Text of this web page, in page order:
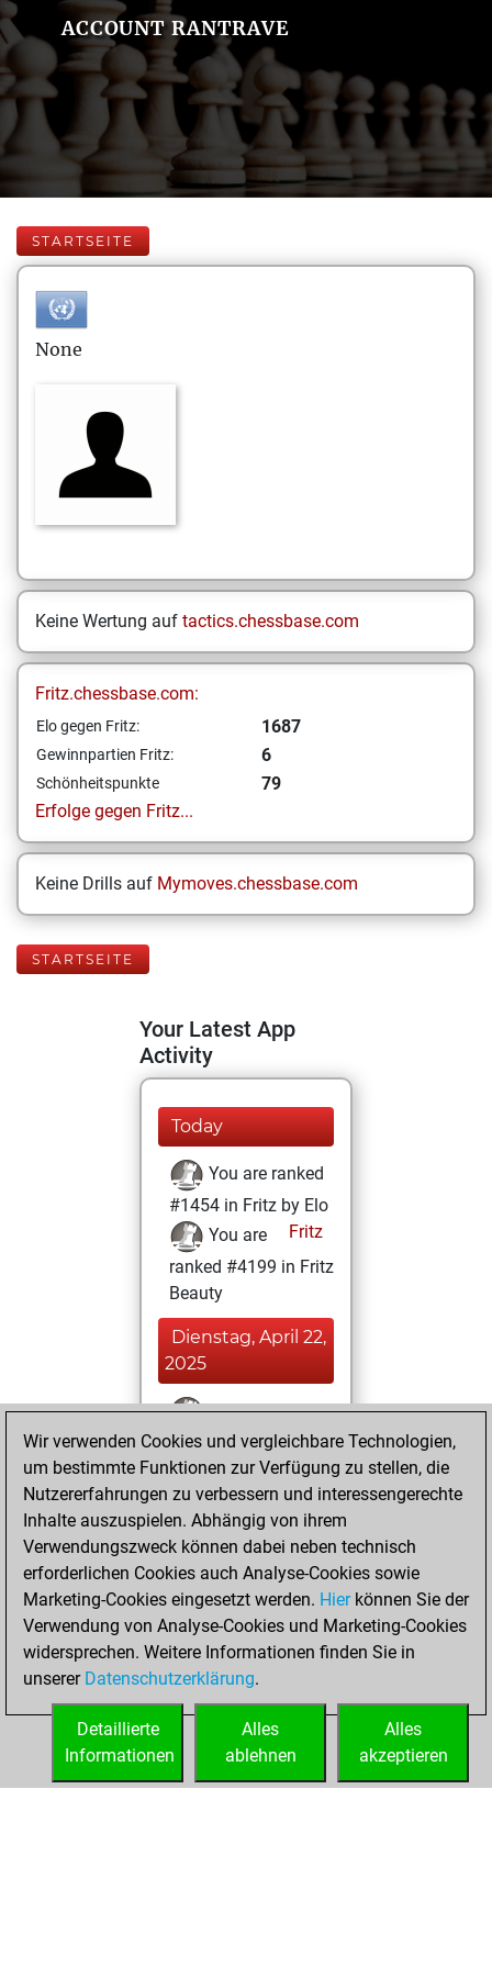
ACCOUNT RANTRAVE
STARTSEITE
None
Keine Wertung auf tactics.chessbase.com
Fritz.chessbase.com:
Elo gegen Fritz: 1687
Gewinnpartien Fritz: 6
Schönheitspunkte
79
Erfolge gegen Fritz...
Keine Drills auf Mymoves.chessbase.com
STARTSEITE
Your Latest App
Activity
Today
You are ranked
#1454 in Fritz by Elo
Fritz
You are
ranked #4199 in Fritz
Beauty
Dienstag, April 22,
2025
You won
against Fritz
Fritz
You achieved a
BeautyScore of 79
You achieved a
new Elo of 1687
Montag, April 21,
2025
You created
your Fritz account
Wir verwenden Cookies und vergleichbare Technologien,
um bestimmte Funktionen zur Verfügung zu stellen, die
Nutzererfahrungen zu verbessern und interessengerechte
Inhalte auszuspielen. Abhängig von ihrem
Verwendungszweck können dabei neben technisch
erforderlichen Cookies auch Analyse-Cookies sowie
Marketing-Cookies eingesetzt werden. Hierkönnen Sie der
Verwendung von Analyse-Cookies und Marketing-Cookies
widersprechen. Weitere Informationen finden Sie in
unserer Datenschutzerklärung.
Alles
akzeptieren
Alles
ablehnen
Detaillierte
Informationen